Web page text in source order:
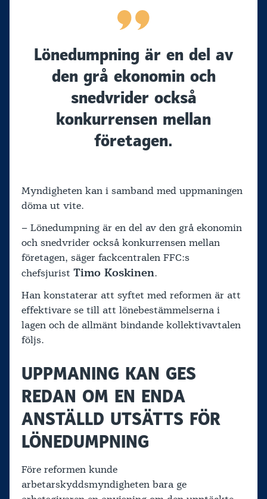
Lönedumpning är en del av
den grå ekonomin och
snedvrider också
konkurrensen mellan
företagen.
Myndigheten kan i samband med uppmaningen
döma ut vite.
– Lönedumpning är en del av den grå ekonomin
och snedvrider också konkurrensen mellan
företagen, säger fackcentralen FFC:s
chefsjurist Timo Koskinen.
Han konstaterar att syftet med reformen är att
effektivare se till att lönebestämmelserna i
lagen och de allmänt bindande kollektivavtalen
följs.
UPPMANING KAN GES
REDAN OM EN ENDA
ANSTÄLLD UTSÄTTS FÖR
LÖNEDUMPNING
Före reformen kunde
arbetarskyddsmyndigheten bara ge